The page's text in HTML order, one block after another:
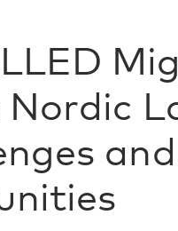
Nordic
and